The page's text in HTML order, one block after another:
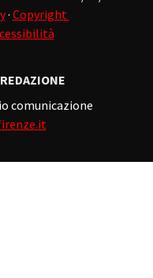
· Copyright
comunicazione